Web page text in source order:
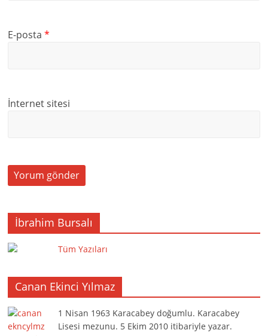
E-posta*
İnternet sitesi
İbrahim Bursalı
Tüm Yazıları
Canan Ekinci Yılmaz
1 Nisan 1963 Karacabey doğumlu. Karacabey
Lisesi mezunu. 5 Ekim 2010 itibariyle yazar.